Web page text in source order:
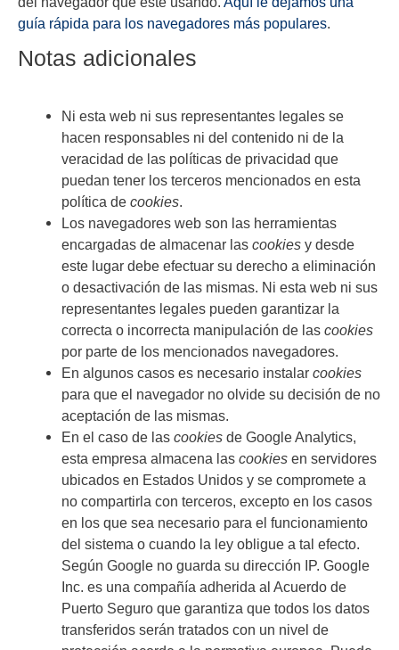
guía rápida para los navegadores más populares.
Notas adicionales
Ni esta web ni sus representantes legales se
hacen responsables ni del contenido ni de la
veracidad de las políticas de privacidad que
puedan tener los terceros mencionados en esta
política decookies.
Los navegadores web son las herramientas
encargadas de almacenar lascookies y desde
este lugar debe efectuar su derecho a eliminación
o desactivación de las mismas. Ni esta web ni sus
representantes legales pueden garantizar la
correcta o incorrecta manipulación de lascookies
por parte de los mencionados navegadores.
En algunos casos es necesario instalarcookies
para que el navegador no olvide su decisión de no
aceptación de las mismas.
En el caso de lascookies de Google Analytics,
esta empresa almacena lascookies en servidores
ubicados en Estados Unidos y se compromete a
no compartirla con terceros, excepto en los casos
en los que sea necesario para el funcionamiento
del sistema o cuando la ley obligue a tal efecto.
Según Google no guarda su dirección IP. Google
Inc. es una compañía adherida al Acuerdo de
Puerto Seguro que garantiza que todos los datos
transferidos serán tratados con un nivel de